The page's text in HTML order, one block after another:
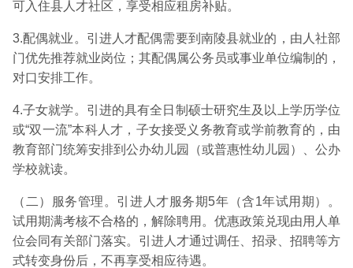
可入住县人才社区，享受相应租房补贴。
3.配偶就业。引进人才配偶需要到南陵县就业的，由人社部
门优先推荐就业岗位；其配偶属公务员或事业单位编制的，
对口安排工作。
4.子女就学。引进的具有全日制硕士研究生及以上学历学位
或“双一流”本科人才，子女接受义务教育或学前教育的，由
教育部门统筹安排到公办幼儿园（或普惠性幼儿园）、公办
学校就读。
（二）服务管理。引进人才服务期5年（含1年试用期）。
试用期满考核不合格的，解除聘用。优惠政策兑现由用人单
位会同有关部门落实。引进人才通过调任、招录、招聘等方
式转变身份后，不再享受相应待遇。